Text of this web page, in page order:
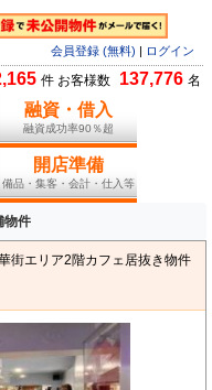
会員登録 (無料) ログイン
件 お客様数 137,776 名
融資・借入
融資成功率90％超
開店準備
備品・集客・会計・仕入等
物件
街エリア2階カフェ居抜き物件